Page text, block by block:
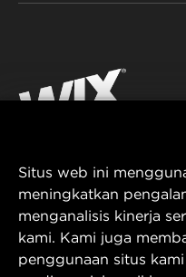
PRODUK UNTUK
KONTAK
PRIVASI DATA
PEMBERITAHUAN
TERBITAN
Instagram
PT MANN AND
Puri Indah Financial
Jl. Puri Lingkar Dalam,
Kembangan Selatan
Situs web ini
meningkatkan
menganalisis kinerja
kami. Kami juga
penggunaan situs